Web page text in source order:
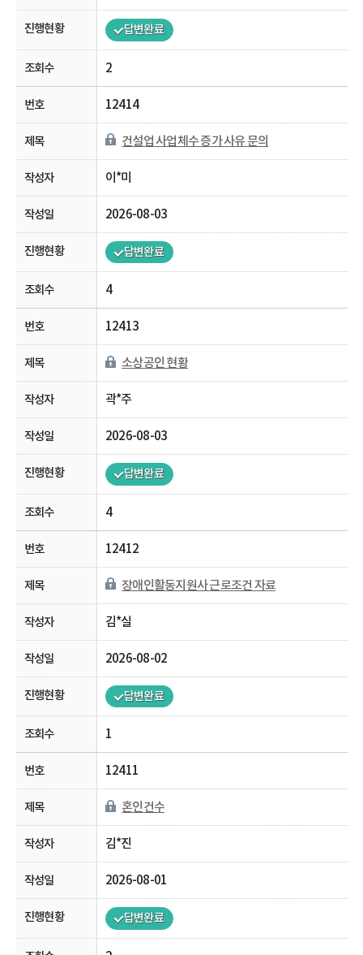
답변완료
2
12414
건설업 사업체수 증가 사유 문의
이*미
2026-08-03
답변완료
4
12413
소상공인 현황
곽*주
2026-08-03
답변완료
4
12412
장애인활동지원사 근로조건 자료
김*실
2026-08-02
답변완료
1
12411
혼인건수
김*진
2026-08-01
답변완료